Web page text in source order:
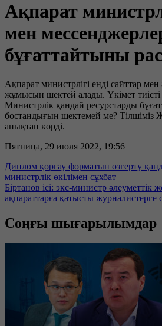
Ақпарат
мен
бұғаттайтыны
Ақпарат министрлігі енді сайттар мен
жұмысын шектей алады. Үкімет
Министрлік қандай ресурстарды
бостандығын шектемей ме? Тілшіміз
анықтап көрді.
Пятница, 29 июля 2022, 19:56
Диплом қорғау форматын өзгерту
министрлік өкілімен сұхбат
Біртанов ісі: экс-министр әлеуметтік
ақпараттарға қатысты журналистерге
Соңғы шығарылымдар